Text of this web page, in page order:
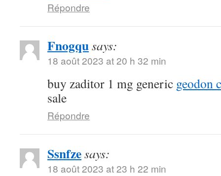
Répondre
Fnogqusays:
18 août 2023 at 20 h 32 min
buy zaditor 1 mg generic geodon
sale
Répondre
Ssnfzesays:
18 août 2023 at 23 h 22 min